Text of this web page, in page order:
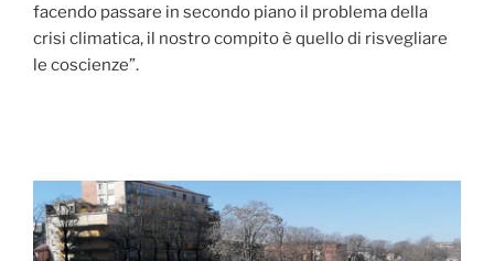
facendo passare in secondo piano il problema della
crisi climatica, il nostro compito è quello di risvegliare
le coscienze”.